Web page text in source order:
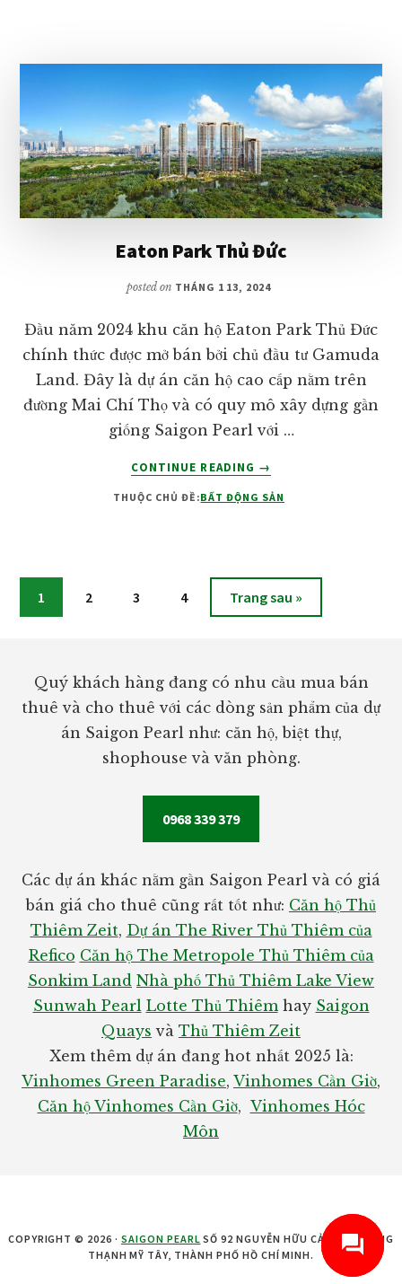
Eaton Park Thủ Đức
posted on THÁNG 1 13, 2024
Đầu năm 2024 khu căn hộ Eaton Park Thủ Đức
chính thức được mở bán bởi chủ đầu tư Gamuda
Land. Đây là dự án căn hộ cao cấp nằm trên
đường Mai Chí Thọ và có quy mô xây dựng gần
giống Saigon Pearl với …
CONTINUE READING
VỀEATON
THỦ
→
THUỘC CHỦ ĐỀ:BẤT ĐỘNG SẢN
Trang
1 Trang
2 Trang
3 Trang
4
Chuyển
đến
Trang sau »
Quý khách hàng đang có nhu cầu mua bán
thuê và cho thuê với các dòng sản phẩm của dự
án Saigon Pearl như: căn hộ, biệt thự,
shophouse và văn phòng.
0968 339 379
Các dự án khác nằm gần Saigon Pearl và có giá
bán giá cho thuê cũng rất tốt như: Căn hộ Thủ
Thiêm Zeit, Dự án The River Thủ Thiêm của
Refico Căn hộ The Metropole Thủ Thiêm của
Sonkim Land Nhà phố Thủ Thiêm Lake View
Sunwah Pearl Lotte Thủ Thiêmhay Saigon
Quays và Thủ Thiêm Zeit
Xem thêm dự án đang hot nhất 2025 là:
Vinhomes Green Paradise, Vinhomes Cần Giờ,
Căn hộ Vinhomes Cần Giờ, Vinhomes Hóc
Môn
COPYRIGHT © 2026 · SAIGON PEARL SỐ 92 NGUYỄN HỮU CẢNH, PHƯỜNG
THẠNH MỸ TÂY, THÀNH PHỐ HỒ CHÍ MINH.